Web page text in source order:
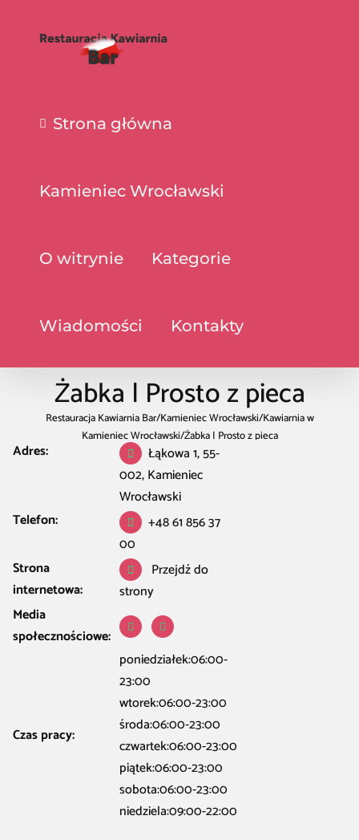
Strona główna
Kamieniec Wrocławski
O witrynie Kategorie
Wiadomości Kontakty
Żabka | Prosto z pieca
Restauracja Kawiarnia Bar/Kamieniec Wrocławski/Kawiarnia w
Kamieniec Wrocławski/Żabka | Prosto z pieca
Adres:
Łąkowa 1, 55-
002, Kamieniec
Wrocławski
Telefon:
+48 61 856 37
00
Strona
internetowa:
Przejdź do
strony
Media
społecznościowe:
Czas pracy:
poniedziałek:06:00-
23:00
wtorek:06:00-23:00
środa:06:00-23:00
czwartek:06:00-23:00
piątek:06:00-23:00
sobota:06:00-23:00
niedziela:09:00-22:00